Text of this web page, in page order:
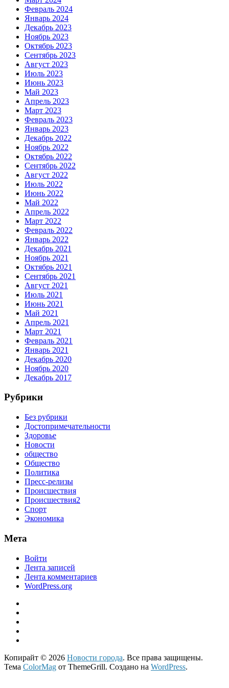
Февраль 2024
Январь 2024
Декабрь 2023
Ноябрь 2023
Октябрь 2023
Сентябрь 2023
Август 2023
Июль 2023
Июнь 2023
Май 2023
Апрель 2023
Март 2023
Февраль 2023
Январь 2023
Декабрь 2022
Ноябрь 2022
Октябрь 2022
Сентябрь 2022
Август 2022
Июль 2022
Июнь 2022
Май 2022
Апрель 2022
Март 2022
Февраль 2022
Январь 2022
Декабрь 2021
Ноябрь 2021
Октябрь 2021
Сентябрь 2021
Август 2021
Июль 2021
Июнь 2021
Май 2021
Апрель 2021
Март 2021
Февраль 2021
Январь 2021
Декабрь 2020
Ноябрь 2020
Декабрь 2017
Рубрики
Без рубрики
Достопримечательности
Здоровье
Новости
общество
Общество
Политика
Пресс-релизы
Происшествия
Происшествия2
Спорт
Экономика
Мета
Войти
Лента записей
Лента комментариев
WordPress.org
Копирайт © 2026 Новости города. Все права защищены.
Тема ColorMag от ThemeGrill. Создано на WordPress.